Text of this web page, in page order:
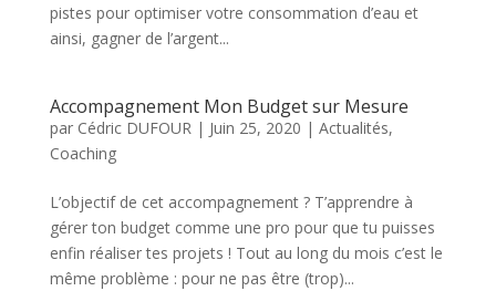
pistes pour optimiser votre consommation d’eau et
ainsi, gagner de l’argent...
Accompagnement Mon Budget sur Mesure
par Cédric DUFOUR| Juin 25, 2020 | Actualités,
Coaching
L’objectif de cet accompagnement ? T’apprendre à
gérer ton budget comme une pro pour que tu puisses
enfin réaliser tes projets ! Tout au long du mois c’est le
même problème : pour ne pas être (trop)...